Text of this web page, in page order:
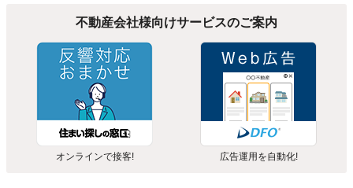
不動産会社様向けサービスのご案内
オンラインで接客! 広告運用を自動化!